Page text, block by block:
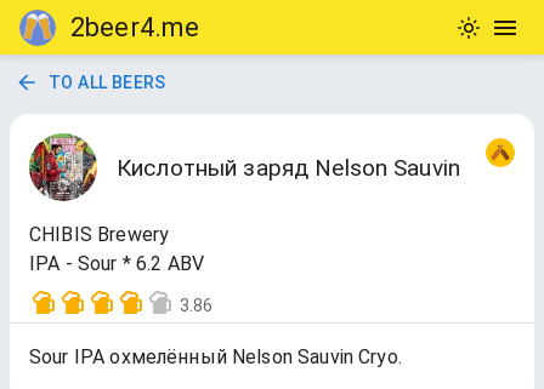
2beer4.me
TO ALL BEERS
Кислотный заряд Nelson Sauvin
CHIBIS Brewery
IPA - Sour * 6.2 ABV
3.86
Sour IPA охмелённый Nelson Sauvin Cryo.